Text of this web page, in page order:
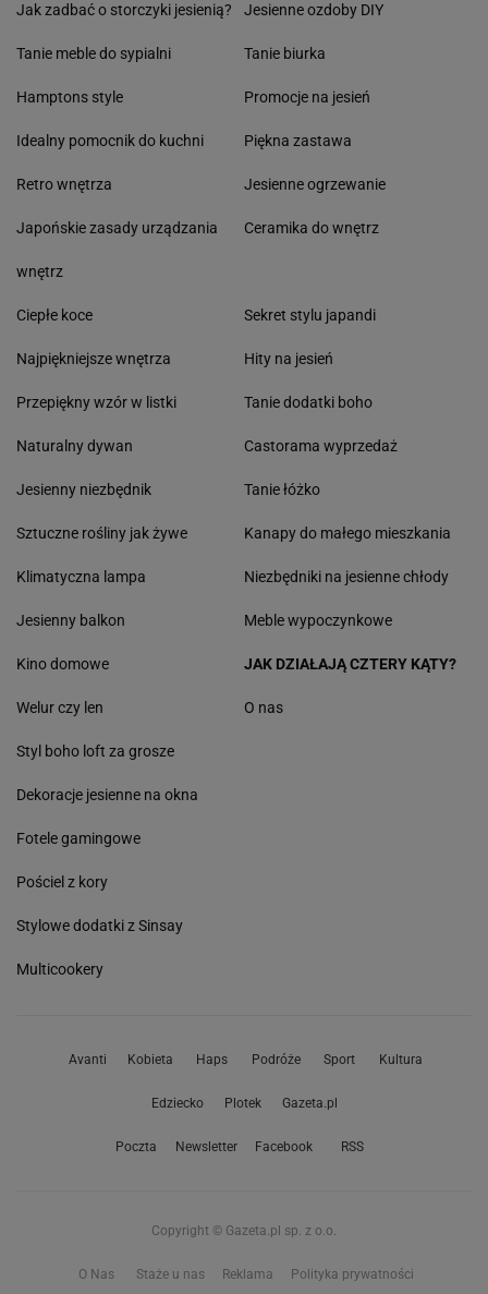
Jak zadbać o storczyki jesienią?
Tanie meble do sypialni
Hamptons style
Idealny pomocnik do kuchni
Retro wnętrza
Japońskie zasady urządzania
wnętrz
Jesienne ozdoby DIY
Tanie biurka
Promocje na jesień
Piękna zastawa
Jesienne ogrzewanie
Ceramika do wnętrz
Ciepłe koce
Najpiękniejsze wnętrza
Przepiękny wzór w listki
Naturalny dywan
Jesienny niezbędnik
Sztuczne rośliny jak żywe
Klimatyczna lampa
Jesienny balkon
Sekret stylu japandi
Hity na jesień
Tanie dodatki boho
Castorama wyprzedaż
Tanie łóżko
Kanapy do małego mieszkania
Niezbędniki na jesienne chłody
Meble wypoczynkowe
Kino domowe
Welur czy len
Styl boho loft za grosze
Dekoracje jesienne na okna
Fotele gamingowe
Pościel z kory
Stylowe dodatki z Sinsay
Multicookery
JAK DZIAŁAJĄ CZTERY KĄTY?
O nas
Avanti Kobieta Haps Podróże Sport Kultura
Edziecko Plotek Gazeta.pl
Poczta Newsletter Facebook RSS
Copyright © Gazeta.pl sp. z o.o.
O Nas Staże u nas Reklama Polityka prywatności